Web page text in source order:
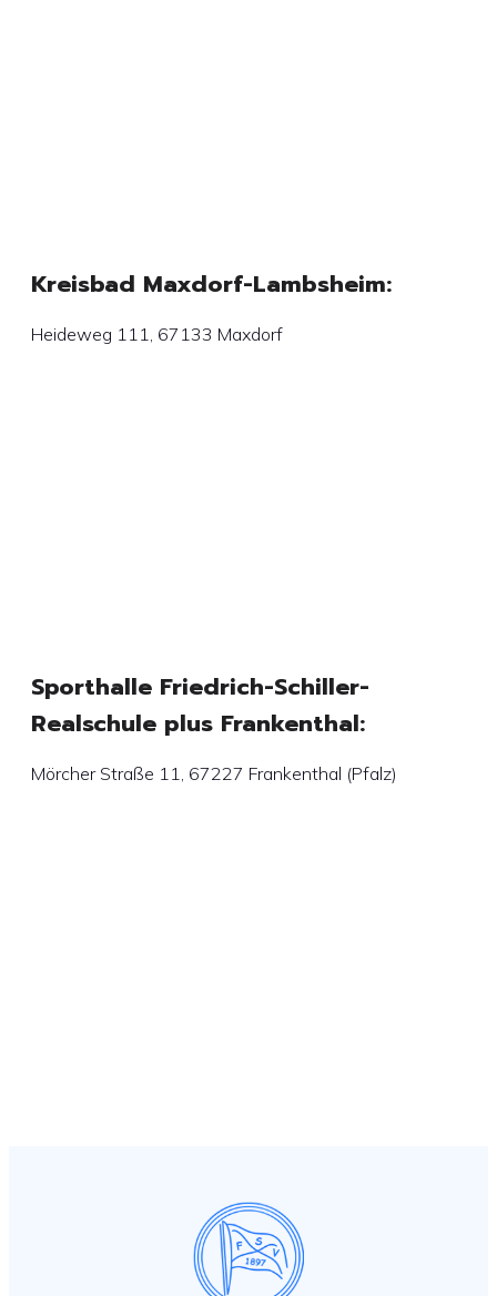
Kreisbad Maxdorf-Lambsheim:
Heideweg 111, 67133 Maxdorf
Sporthalle Friedrich-Schiller-
Realschule plus Frankenthal:
Mörcher Straße 11, 67227 Frankenthal (Pfalz)